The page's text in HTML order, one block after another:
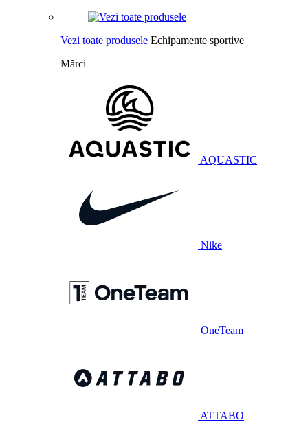
Vezi toate produsele Echipamente sportive
Mărci
AQUASTIC
Nike
OneTeam
ATTABO